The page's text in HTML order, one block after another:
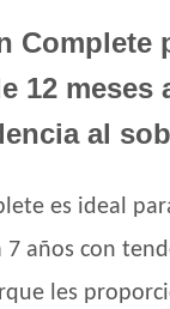
Gato Adulto
Mix Pescado
Patagónica
Complete
12 meses
al
es ideal
7 años con
les